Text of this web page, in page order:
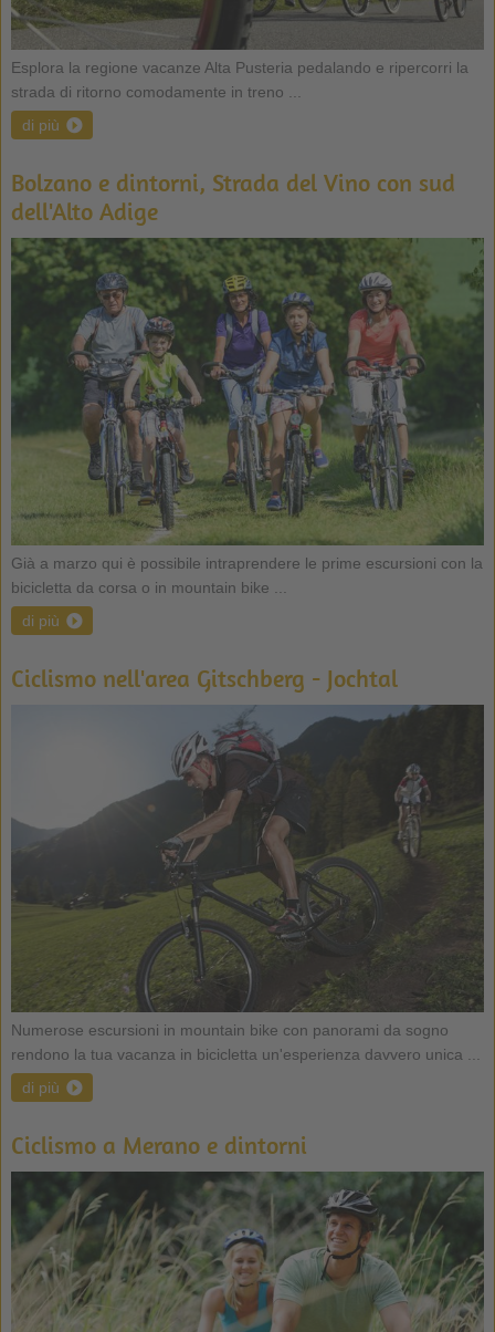
Esplora la regione vacanze Alta Pusteria pedalando e ripercorri la
strada di ritorno comodamente in treno ...
di più
Bolzano e dintorni, Strada del Vino con sud
dell'Alto Adige
Già a marzo qui è possibile intraprendere le prime escursioni con la
bicicletta da corsa o in mountain bike ...
di più
Ciclismo nell'area Gitschberg - Jochtal
Numerose escursioni in mountain bike con panorami da sogno
rendono la tua vacanza in bicicletta un'esperienza davvero unica ...
di più
Ciclismo a Merano e dintorni